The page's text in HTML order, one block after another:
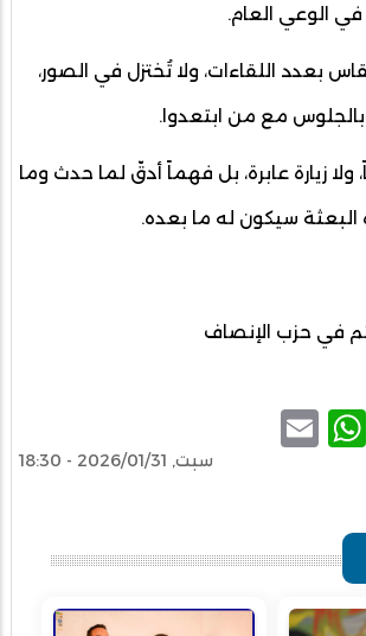
الوعي العام.
بعدد اللقاءات، ولا تُختزل في الصور،
مع من ابتعدوا.
ولا زيارة عابرة، بل فهماً أدقّ لما حدث وما
سيكون له ما بعده.
في حزب الإنصاف
Twitter
WhatsApp
سبت, 2026/01/31 - 18:30